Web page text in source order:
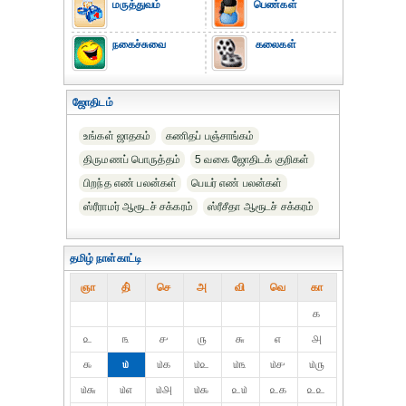
மருத்துவம்
நகைச்சுவை
பெண்கள்
கலைகள்
ஜோதிடம்
உங்கள் ஜாதகம்
கணிதப் பஞ்சாங்கம்
திருமணப் பொருத்தம்
5 வகை ஜோதிடக் குறிகள்
பிறந்த எண் பலன்கள்
பெயர் எண் பலன்கள்
ஸ்ரீராமர் ஆரூடச் சக்கரம்
ஸ்ரீசீதா ஆரூடச் சக்கரம்
தமிழ் நாள்காட்டி
ஞா தி் செ அ வி வெ கா
௧
௨
௩ ௪ ௫ ௬ ௭
௮
௯
௰ ௰௧ ௰௨ ௰௩ ௰௪
௰௫
௰௬
௰௭ ௰௮ ௰௯ ௨௰ ௨௧
௨௨